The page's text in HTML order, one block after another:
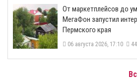
От маркетплейсов до
МегаФон запустил
Пермского края
06 августа 2026, 17:10